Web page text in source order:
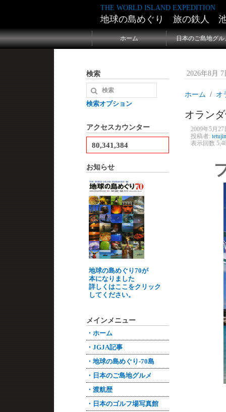
THE WORLD ISLAND EXPEDITION
地球の島めぐり 旅の鉄人
ホーム 日本のご島地グル
2026年8月
ホーム オ
オラン
2009年5月27
投稿者:
表示回数
検索
検索オプション
アクセスカウンター
80,341,384
お知らせ
地球の島めぐり70が
本になりました
詳しくはここをクリック
してください。
メインメニュー
・ホーム
・JGJA記事
・地球の島めぐり-70島
・日本のご島地グルメ
・渡航歴
・日本のゴルフ場写真館